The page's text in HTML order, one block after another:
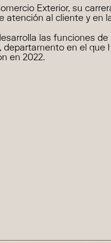
Exterior, su
atención al cliente y en
las funciones de
departamento en el que
en 2022.